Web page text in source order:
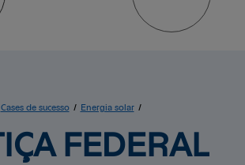
Cases de sucesso / Energia solar /